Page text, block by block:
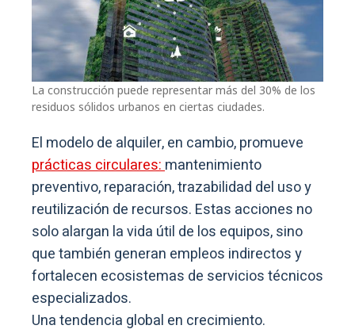
La construcción puede representar más del 30% de los
residuos sólidos urbanos en ciertas ciudades.
El modelo de alquiler, en cambio, promueve
prácticas circulares:mantenimiento
preventivo, reparación, trazabilidad del uso y
reutilización de recursos. Estas acciones no
solo alargan la vida útil de los equipos, sino
que también generan empleos indirectos y
fortalecen ecosistemas de servicios técnicos
especializados.
Una tendencia global en crecimiento.